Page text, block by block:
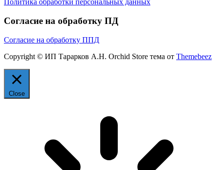
Политика обработки персональных данных
Согласие на обработку ПД
Согласие на обработку ППД
Copyright © ИП Тарарков А.Н. Orchid Store тема от Themebeez
Close